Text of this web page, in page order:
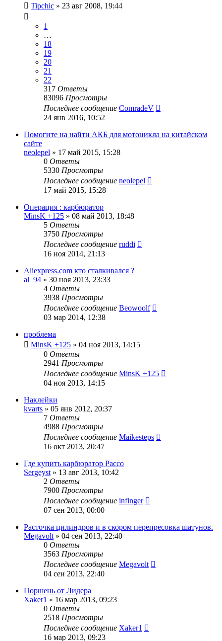
Tipchic » 23 авг 2008, 19:44
1
…
18
19
20
21
22
317 Ответы
83096 Просмотры
Последнее сообщение ComradeV
24 янв 2016, 10:52
Помогите на найти АКБ для мотоцикла на китайском
сайте
neolepel » 17 май 2015, 15:28
0 Ответы
5330 Просмотры
Последнее сообщение neolepel
17 май 2015, 15:28
Операция : карбюратор
MinsK +125 » 08 май 2013, 18:48
5 Ответы
3750 Просмотры
Последнее сообщение ruddi
16 ноя 2014, 21:13
Aliexpress.com кто сталкивался ?
al_94 » 30 ноя 2013, 23:33
4 Ответы
3938 Просмотры
Последнее сообщение Beowoolf
03 мар 2014, 12:38
проблема
MinsK +125 » 04 ноя 2013, 14:15
0 Ответы
2941 Просмотры
Последнее сообщение MinsK +125
04 ноя 2013, 14:15
Наклейки
kvarts » 05 янв 2012, 20:37
7 Ответы
4988 Просмотры
Последнее сообщение Maikesteps
16 окт 2013, 20:47
Где купить карбюратор Рассо
Sergeyst » 13 авг 2013, 10:42
2 Ответы
7900 Просмотры
Последнее сообщение infinger
07 сен 2013, 00:00
Расточка цилиндров и в скором перепресовка шатунов.
Megavolt » 04 сен 2013, 22:40
0 Ответы
3563 Просмотры
Последнее сообщение Megavolt
04 сен 2013, 22:40
Поршень от Лидера
Xaker1 » 16 мар 2013, 09:23
0 Ответы
2518 Просмотры
Последнее сообщение Xaker1
16 мар 2013, 09:23